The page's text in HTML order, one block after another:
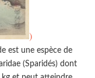
)
est une espèce de
(Sparidés) dont